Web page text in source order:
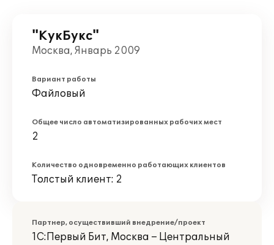
"КукБукс"
Москва, Январь 2009
Вариант работы
Файловый
Общее число автоматизированных рабочих мест
2
Количество одновременно работающих клиентов
Толстый клиент: 2
Партнер, осуществивший внедрение/проект
1С:Первый Бит, Москва – Центральный